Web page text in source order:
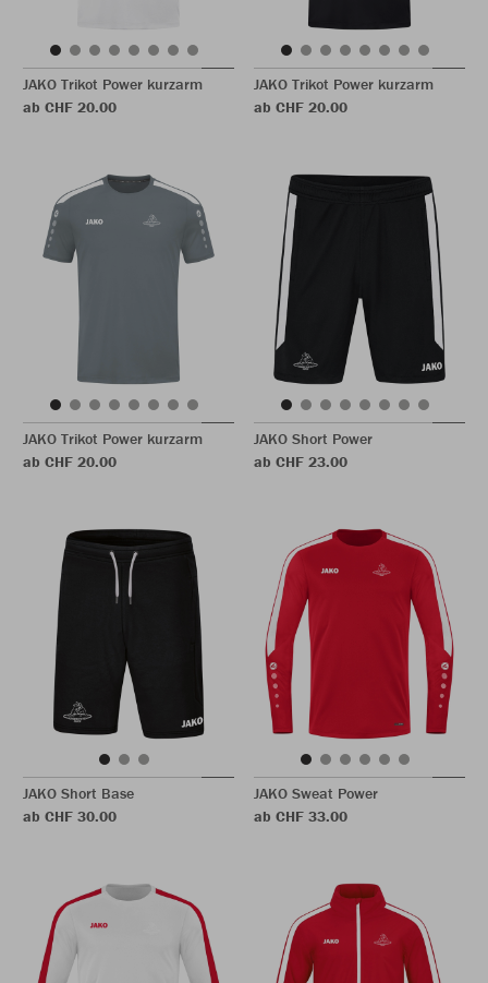
JAKO Trikot Power kurzarm
ab CHF 20.00
JAKO Trikot Power kurzarm
ab CHF 20.00
JAKO Trikot Power kurzarm
ab CHF 20.00
JAKO Short Power
ab CHF 23.00
JAKO Short Base
ab CHF 30.00
JAKO Sweat Power
ab CHF 33.00